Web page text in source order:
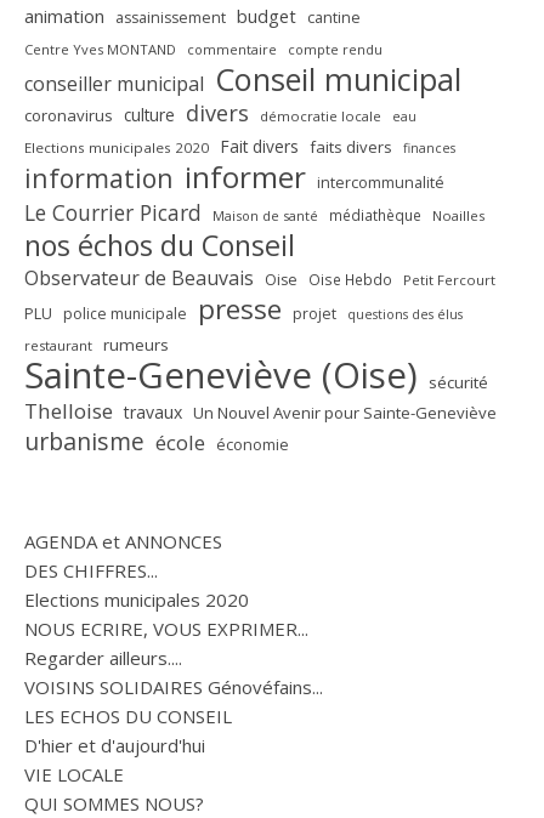
animation assainissement budget cantine
Centre Yves MONTAND commentaire compte rendu
conseiller municipal Conseil municipal
coronavirus culture divers démocratie locale eau
Elections municipales 2020 Fait divers faits divers finances
information informer intercommunalité
Le Courrier Picard Maison de santé médiathèque Noailles
nos échos du Conseil
Observateur de Beauvais Oise Oise Hebdo Petit Fercourt
PLU police municipale presse projet questions des élus
restaurant rumeurs
Sainte-Geneviève (Oise) sécurité
Thelloise travaux Un Nouvel Avenir pour Sainte-Geneviève
urbanisme école économie
AGENDA et ANNONCES
DES CHIFFRES...
Elections municipales 2020
NOUS ECRIRE, VOUS EXPRIMER...
Regarder ailleurs....
VOISINS SOLIDAIRES Génovéfains...
LES ECHOS DU CONSEIL
D'hier et d'aujourd'hui
VIE LOCALE
QUI SOMMES NOUS?